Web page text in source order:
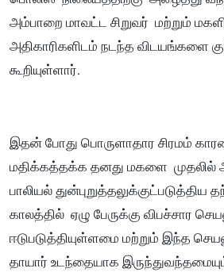
அம்பாறை மாவட்ட சிறுவர் மற்றும்
அதிகாரிகளிடம் நடந்த விடயங்களை
கூறியுள்ளார்.
இதன் போது பொருளாதார சிரமம்
மதிக்கத்தக்க தனது மகளை முதலில்
பாலியல் துன்புறுத்தலுக்குட்படுத்திய
காலத்தில் ஏழு பேருக்கு விபச்சார
ஈடுபடுத்தியுள்ளமை மற்றும் இந்த
தாயார் உடந்தையாக